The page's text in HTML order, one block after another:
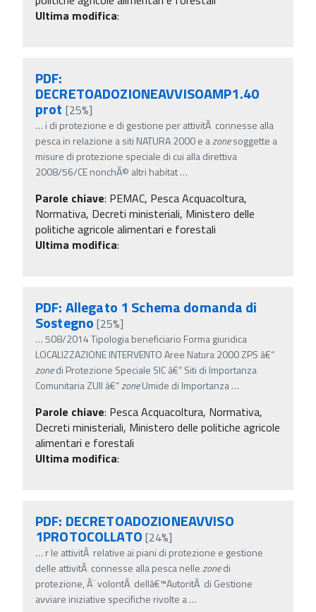
Ultima modifica:
PDF:
DECRETOADOZIONEAVVISOAMP1.40
prot [25%]
… i di protezione e di gestione per attivitÃ connesse alla
pesca in relazione a siti NATURA 2000 e azonesoggette a
misure di protezione speciale di cui alla direttiva
2008/56/CE nonchÃ© altri habitat…
Parole chiave: PEMAC, Pesca Acquacoltura,
Normativa, Decreti ministeriali, Ministero delle
politiche agricole alimentari e forestali
Ultima modifica:
PDF: Allegato 1 Schema domanda di
Sostegno[25%]
…508/2014 Tipologia beneficiario Forma giuridica
LOCALIZZAZIONE INTERVENTO Aree Natura 2000 ZPS â€“
zonedi Protezione Speciale SIC â€“ Siti di Importanza
Comunitaria ZUII â€“zoneUmide di Importanza…
Parole chiave: Pesca Acquacoltura, Normativa,
Decreti ministeriali, Ministero delle politiche agricole
alimentari e forestali
Ultima modifica:
PDF: DECRETOADOZIONEAVVISO
1PROTOCOLLATO [24%]
… r le attivitÃ relative ai piani di protezione e gestione
delle attivitÃ connesse alla pesca nellezonedi
protezione, Ã¨ volontÃ dellâ€™AutoritÃ di Gestione
avviare iniziative specifiche rivolte a…